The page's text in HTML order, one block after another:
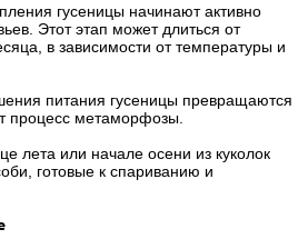
гусеницы начинают активно
Этот этап может длиться от
в зависимости от температуры и
питания гусеницы превращаются
процесс метаморфозы.
лета или начале осени из куколок
готовые к спариванию и